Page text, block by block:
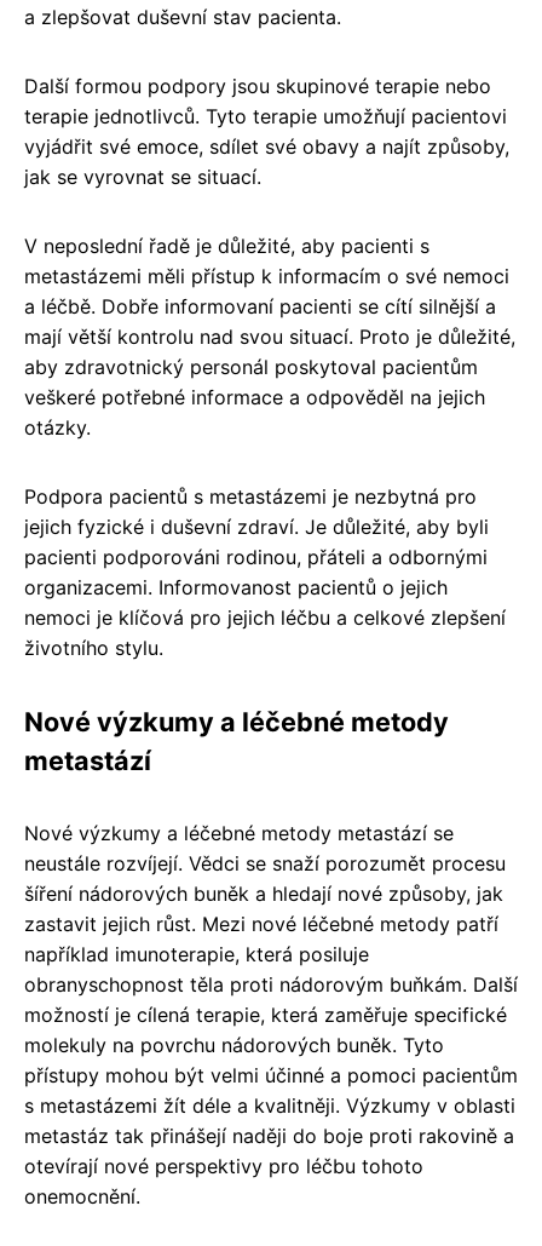
a zlepšovat duševní stav pacienta.
Další formou podpory jsou skupinové terapie nebo
terapie jednotlivců. Tyto terapie umožňují pacientovi
vyjádřit své emoce, sdílet své obavy a najít způsoby,
jak se vyrovnat se situací.
V neposlední řadě je důležité, aby pacienti s
metastázemi měli přístup k informacím o své nemoci
a léčbě. Dobře informovaní pacienti se cítí silnější a
mají větší kontrolu nad svou situací. Proto je důležité,
aby zdravotnický personál poskytoval pacientům
veškeré potřebné informace a odpověděl na jejich
otázky.
Podpora pacientů s metastázemi je nezbytná pro
jejich fyzické i duševní zdraví. Je důležité, aby byli
pacienti podporováni rodinou, přáteli a odbornými
organizacemi. Informovanost pacientů o jejich
nemoci je klíčová pro jejich léčbu a celkové zlepšení
životního stylu.
Nové výzkumy a léčebné metody
metastází
Nové výzkumy a léčebné metody metastází se
neustále rozvíjejí. Vědci se snaží porozumět procesu
šíření nádorových buněk a hledají nové způsoby, jak
zastavit jejich růst. Mezi nové léčebné metody patří
například imunoterapie, která posiluje
obranyschopnost těla proti nádorovým buňkám. Další
možností je cílená terapie, která zaměřuje specifické
molekuly na povrchu nádorových buněk. Tyto
přístupy mohou být velmi účinné a pomoci pacientům
s metastázemi žít déle a kvalitněji. Výzkumy v oblasti
metastáz tak přinášejí naději do boje proti rakovině a
otevírají nové perspektivy pro léčbu tohoto
onemocnění.